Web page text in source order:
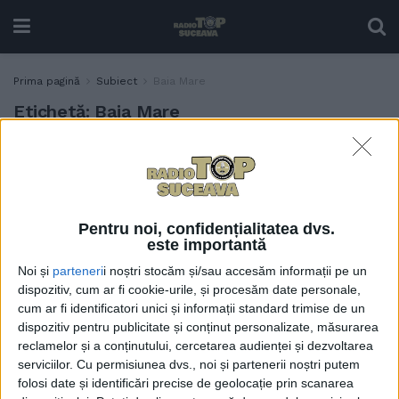
Pentru noi, confidențialitatea dvs.
este importantă
Noi și partenerii noștri stocăm și/sau accesăm informații pe un
dispozitiv, cum ar fi cookie-urile, și procesăm date personale,
cum ar fi identificatori unici și informații standard trimise de un
dispozitiv pentru publicitate și conținut personalizate, măsurarea
reclamelor și a conținutului, cercetarea audienței și dezvoltarea
serviciilor. Cu permisiunea dvs., noi și partenerii noștri putem
folosi date și identificări precise de geolocație prin scanarea
Prima pagină Subiect Baia Mare
Etichetă: Baia Mare
CSU Suceava începe returul
în deplasare. Sorin Grigore:
Vom avea un retur, pot
ne luptăm cu cei de la Baia
Mare
3 FEBRUARIE, 2026
SPORT
După un meci pe care l-a
controlat de la un capăt la
altul, deseori autoritar,
echipa de handbal masculin
a Sucevei a cîștigat bronzul